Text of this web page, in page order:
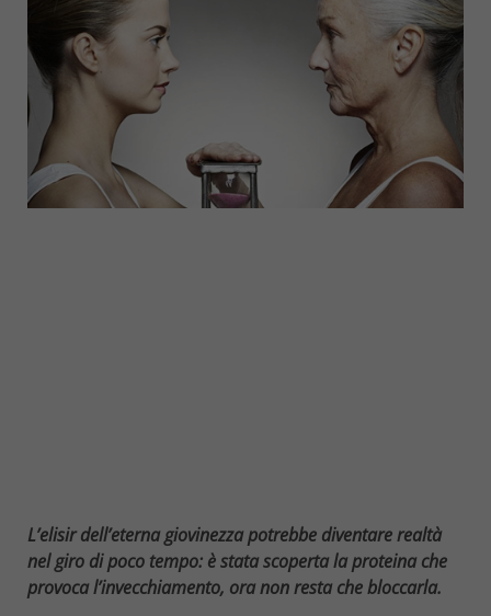
L’elisir dell’eterna giovinezza potrebbe diventare realtà
nel giro di poco tempo: è stata scoperta la proteina che
provoca l’invecchiamento, ora non resta che bloccarla.